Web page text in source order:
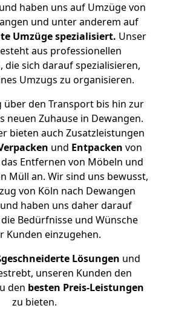
haben uns auf Umzüge von
und unter anderem auf
Umzüge spezialisiert. Unser
aus professionellen
die sich darauf spezialisieren,
Umzugs zu organisieren.
über den Transport bis hin zur
neuen Zuhause in Dewangen.
bieten auch Zusatzleistungen
und Entpacken von
das Entfernen von Möbeln und
Müll an. Wir sind uns bewusst,
von Köln nach Dewangen
haben uns daher darauf
Bedürfnisse und Wünsche
Kunden einzugehen.
Lösungen und
unseren Kunden den
den besten Preis-Leistungen
zu bieten.